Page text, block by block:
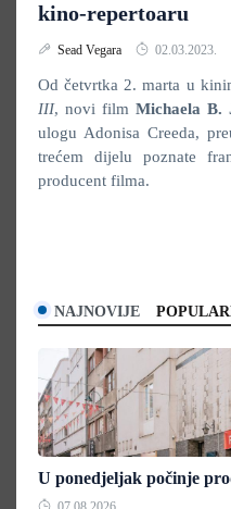
kino-repertoaru
Sead Vegara 02.03.2023.
Od četvrtka 2. marta u
III, novi film Michaela B.
ulogu Adonisa Creeda,
trećem dijelu poznate
producent filma.
NAJNOVIJE
U ponedjeljak počinje